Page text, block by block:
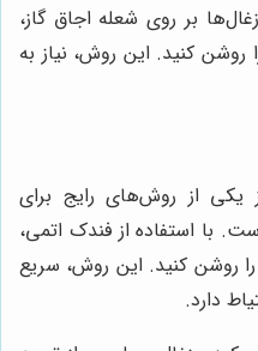
بر روی شعله اجاق گاز،
روشن کنید. این روش، نیاز به
یکی از روش‌های رایج برای
با استفاده از فندک اتمی،
روشن کنید. این روش، سریع
دارد.